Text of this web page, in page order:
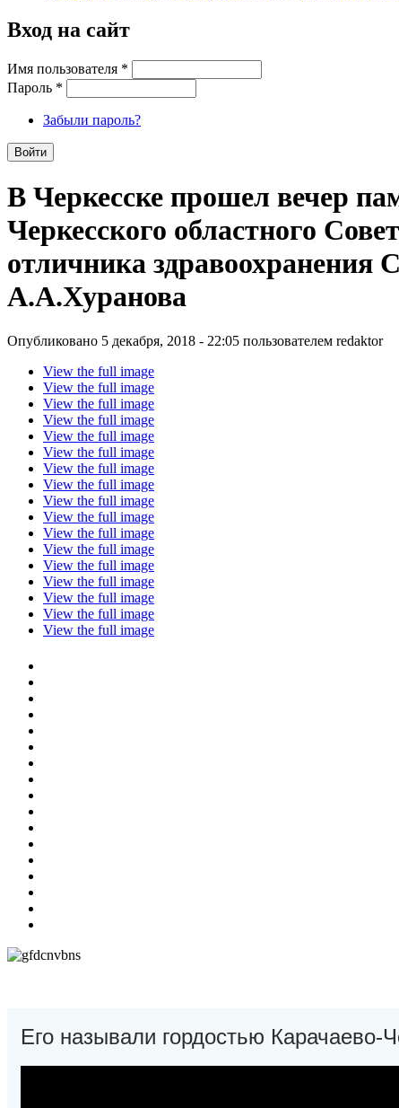
Вход на сайт
Имя пользователя *
Пароль *
Забыли пароль?
В Черкесске прошел вечер
Черкесского областного
отличника
А.А.Хуранова
Опубликовано 5 декабря, 2018 - 22:05 пользователем redaktor
View the full image
View the full image
View the full image
View the full image
View the full image
View the full image
View the full image
View the full image
View the full image
View the full image
View the full image
View the full image
View the full image
View the full image
View the full image
View the full image
View the full image
Его называли гордостью Карачаево-